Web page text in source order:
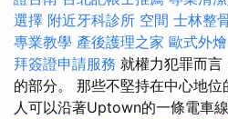
選擇 附近牙科診所 空間 士林整
專業教學 產後護理之家 歐式外燴
拜簽證申請服務 就權力犯罪而言
的部分。 那些不堅持在中心地
人可以沿著Uptown的一條電車